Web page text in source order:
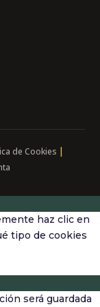
de Cookies |
haz clic en
tipo de cookies
será guardada